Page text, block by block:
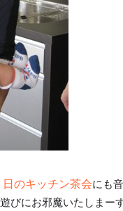
日のキッチン茶会にも
びにお邪魔いたしまー